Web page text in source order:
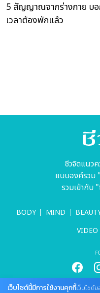
5 สัญญาณจากร่างกาย บอ
เวลาต้องพักแล้ว
ชีวจิตแนว
แบบองค์รวม
รวมเข้ากับ
BODY MIND
VIDEO
เว็บไซต์นี้มีการใช้งานคุกกี้เว็บไซต์